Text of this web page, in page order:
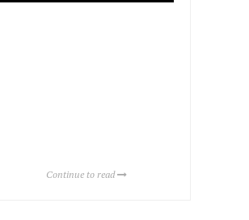
Continue to read